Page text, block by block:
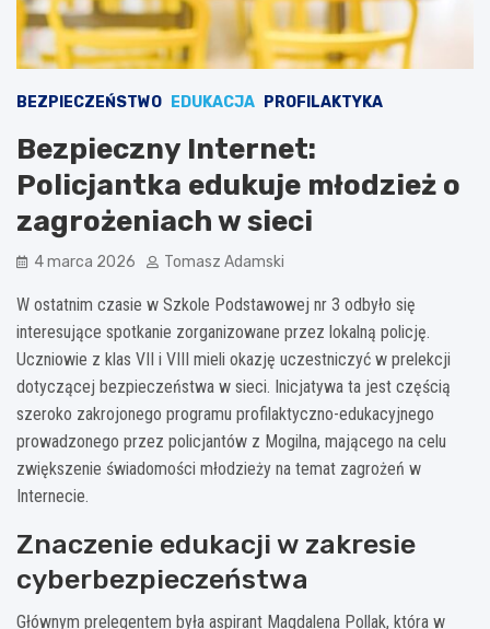
BEZPIECZEŃSTWO EDUKACJA PROFILAKTYKA
Bezpieczny Internet:
Policjantka edukuje młodzież o
zagrożeniach w sieci
4 marca 2026 Tomasz Adamski
W ostatnim czasie w Szkole Podstawowej nr 3 odbyło się
interesujące spotkanie zorganizowane przez lokalną policję.
Uczniowie z klas VII i VIII mieli okazję uczestniczyć w prelekcji
dotyczącej bezpieczeństwa w sieci. Inicjatywa ta jest częścią
szeroko zakrojonego programu profilaktyczno-edukacyjnego
prowadzonego przez policjantów z Mogilna, mającego na celu
zwiększenie świadomości młodzieży na temat zagrożeń w
Internecie.
Znaczenie edukacji w zakresie
cyberbezpieczeństwa
Głównym prelegentem była aspirant Magdalena Pollak, która w